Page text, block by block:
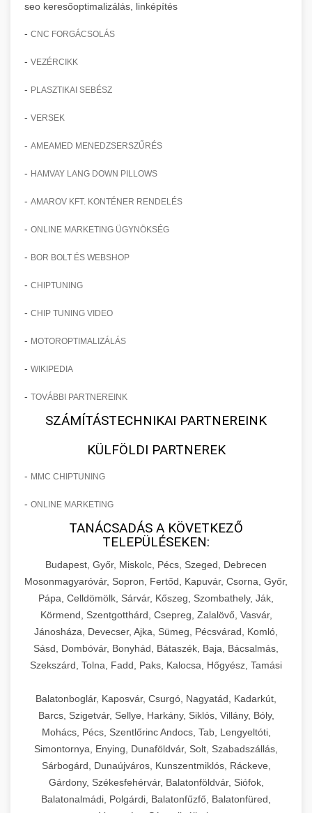
seo keresőoptimalizálás, linképítés
- CNC FORGÁCSOLÁS
- VEZÉRCIKK
- PLASZTIKAI SEBÉSZ
- VERSEK
- AMEAMED MENEDZSERSZŰRÉS
- HAMVAY LANG DOWN PILLOWS
- AMAROV KFT. KONTÉNER RENDELÉS
- ONLINE MARKETING ÜGYNÖKSÉG
- BOR BOLT ÉS WEBSHOP
- CHIPTUNING
- CHIP TUNING VIDEO
- MOTOROPTIMALIZÁLÁS
- WIKIPEDIA
- TOVÁBBI PARTNEREINK
SZÁMÍTÁSTECHNIKAI PARTNEREINK
KÜLFÖLDI PARTNEREK
- MMC CHIPTUNING
- ONLINE MARKETING
TANÁCSADÁS A KÖVETKEZŐ
TELEPÜLÉSEKEN:
Budapest, Győr, Miskolc, Pécs, Szeged, Debrecen
Mosonmagyaróvár, Sopron, Fertőd, Kapuvár, Csorna, Győr,
Pápa, Celldömölk, Sárvár, Kőszeg, Szombathely, Ják,
Körmend, Szentgotthárd, Csepreg, Zalalövő, Vasvár,
Jánosháza, Devecser, Ajka, Sümeg, Pécsvárad, Komló,
Sásd, Dombóvár, Bonyhád, Bátaszék, Baja, Bácsalmás,
Szekszárd, Tolna, Fadd, Paks, Kalocsa, Hőgyész, Tamási
Balatonboglár, Kaposvár, Csurgó, Nagyatád, Kadarkút,
Barcs, Szigetvár, Sellye, Harkány, Siklós, Villány, Bóly,
Mohács, Pécs, Szentlőrinc Andocs, Tab, Lengyeltóti,
Simontornya, Enying, Dunaföldvár, Solt, Szabadszállás,
Sárbogárd, Dunaújváros, Kunszentmiklós, Ráckeve,
Gárdony, Székesfehérvár, Balatonföldvár, Siófok,
Balatonalmádi, Polgárdi, Balatonfűzfő, Balatonfüred,